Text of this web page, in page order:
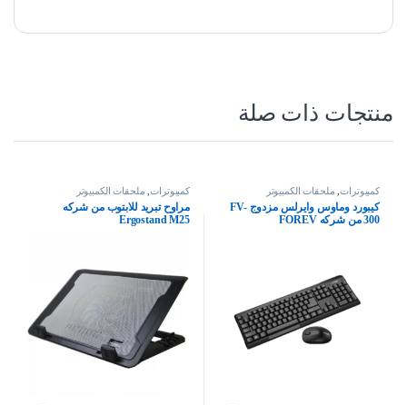
منتجات ذات صلة
كمبيوترات, ملحقات الكمبيوتر
كيبورد وماوس وايرلس مزدوج FV-
300 من شركه FOREV
كمبيوترات, ملحقات الكمبيوتر
مراوح تبريد للابتوب من شركه
Ergostand M25